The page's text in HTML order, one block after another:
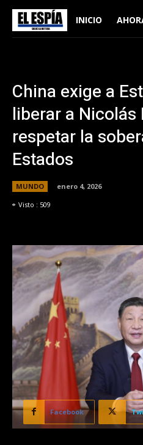
INICIO
China exige a
liberar a Nicolás
respetar la
Estados
MUNDO
enero 4, 2026
Visto : 509
Facebook